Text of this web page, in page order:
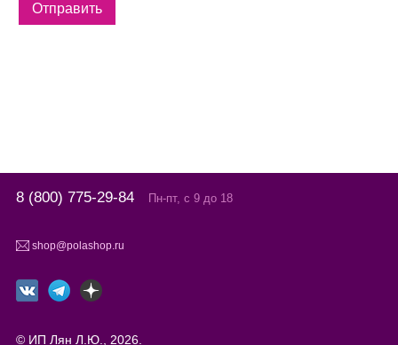
8 (800) 775-29-84 Пн-пт, с 9 до 18
shop@polashop.ru
© ИП Лян Л.Ю., 2026.